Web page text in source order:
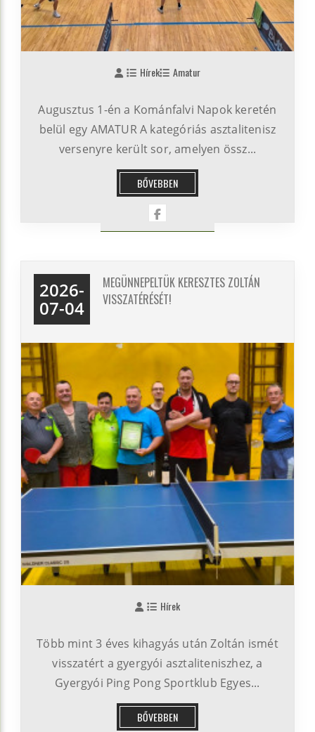
Hírek Amatur
Augusztus 1-én a Kománfalvi Napok keretén
belül egy AMATUR A kategóriás asztalitenisz
versenyre került sor, amelyen össz...
BŐVEBBEN
2026-
07-04
MEGÜNNEPELTÜK KERESZTES ZOLTÁN
VISSZATÉRÉSÉT!
Hírek
Több mint 3 éves kihagyás után Zoltán ismét
visszatért a gyergyói asztaliteniszhez, a
Gyergyói Ping Pong Sportklub Egyes...
BŐVEBBEN